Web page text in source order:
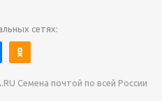
сетях:
Семена почтой по всей России